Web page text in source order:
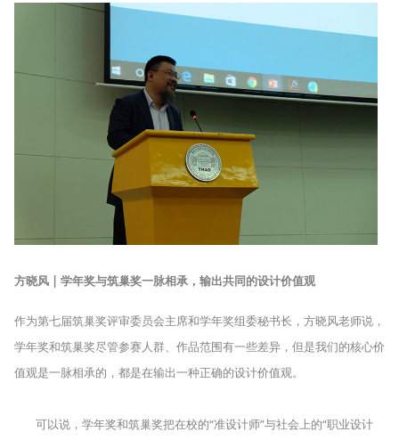
方晓风 | 学年奖与筑巢奖一脉相承，输出共同的设计价值观
作为第七届筑巢奖评审委员会主席和学年奖组委秘书长，方晓风老师说，
学年奖和筑巢奖尽管参赛人群、作品范围有一些差异，但是我们的核心价
值观是一脉相承的，都是在输出一种正确的设计价值观。
可以说，学年奖和筑巢奖把在校的“准设计师”与社会上的“职业设计